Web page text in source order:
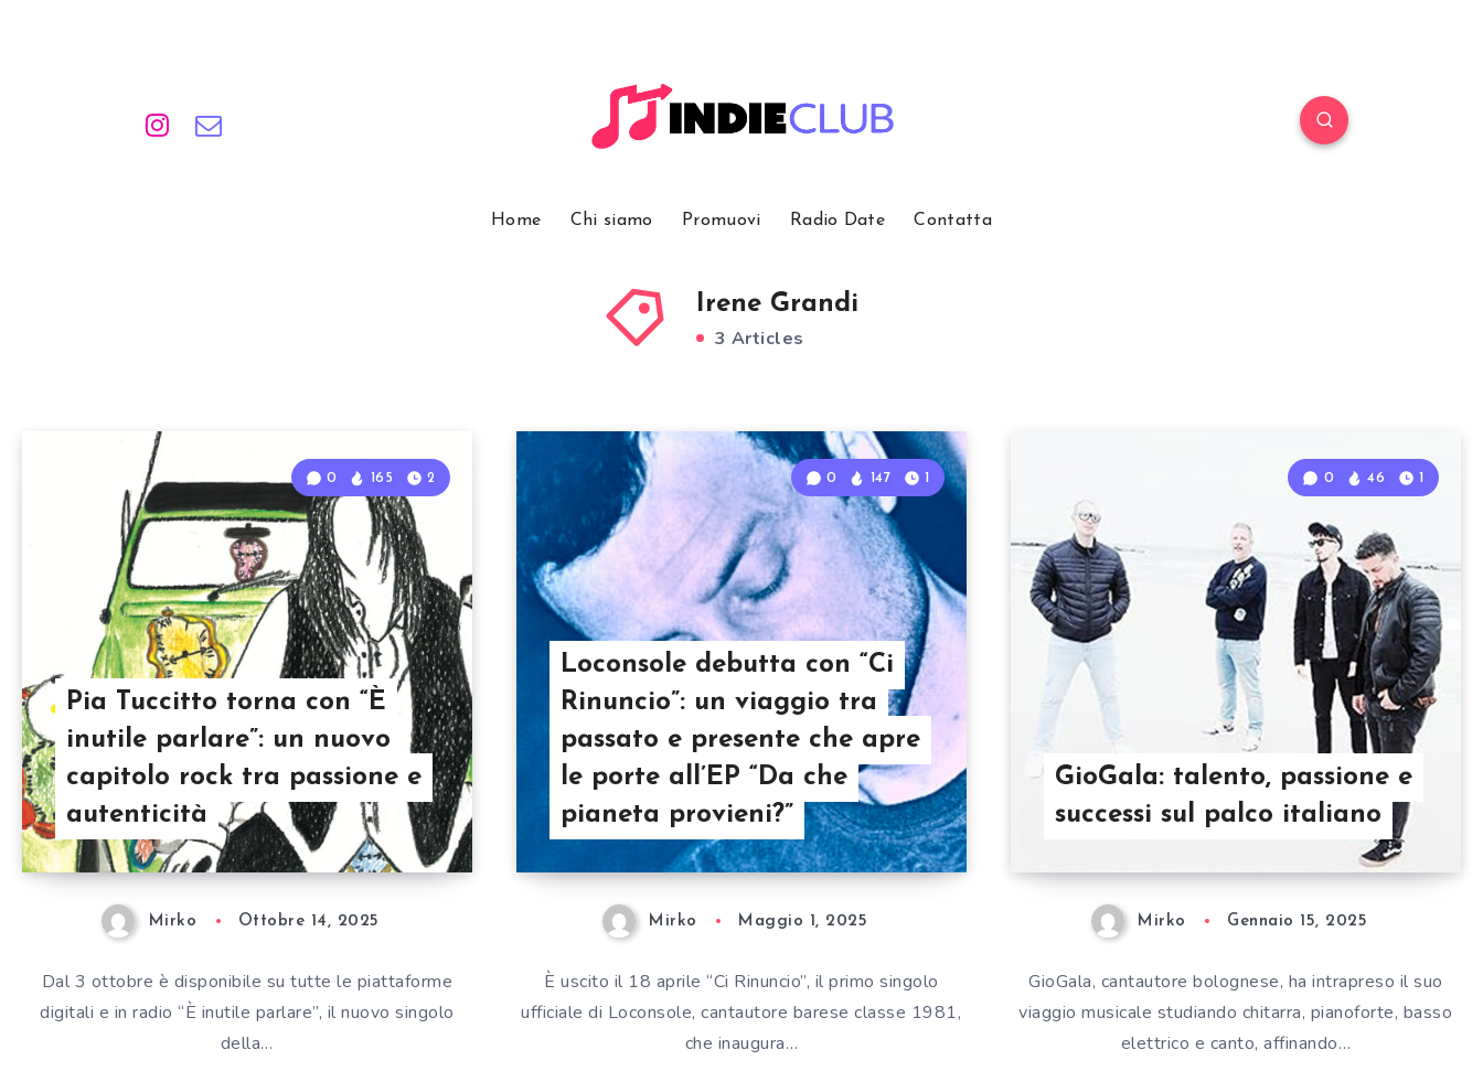
Home Chi siamo Promuovi Radio Date Contatta
Irene Grandi
3 Articles
Pia Tuccitto torna con “È
inutile parlare”: un nuovo
capitolo rock tra passione e
autenticità
0 165 2
Mirko Ottobre 14, 2025
Dal 3 ottobre è disponibile su tutte le piattaforme
digitali e in radio “È inutile parlare”, il nuovo singolo
della…
Loconsole debutta con “Ci
Rinuncio”: un viaggio tra
passato e presente che apre
le porte all’EP “Da che
pianeta provieni?”
0 147 1
Mirko Maggio 1, 2025
È uscito il 18 aprile “Ci Rinuncio”, il primo singolo
ufficiale di Loconsole, cantautore barese classe 1981,
che inaugura…
GioGala: talento, passione e
successi sul palco italiano
0 46 1
Mirko Gennaio 15, 2025
GioGala, cantautore bolognese, ha intrapreso il suo
viaggio musicale studiando chitarra, pianoforte, basso
elettrico e canto, affinando…